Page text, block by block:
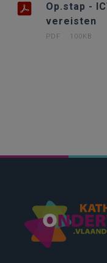
Op.stap -
vereisten
PDF 100KB